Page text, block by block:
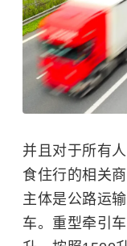
并且对于所有
食住行的相关
主体是公路运
车。重型牵引